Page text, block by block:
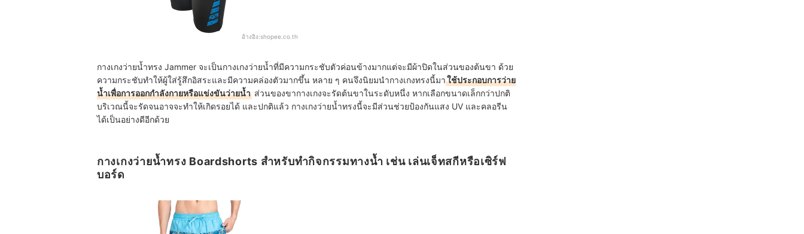
อ้างอิง:shopee.co.th
กางเกงว่ายน้ำทรง Jammer จะเป็นกางเกงว่ายน้ำที่มีความกระชับตัวค่อนข้างมากแต่จะมีผ้าปิดในส่วนของต้นขา ด้วย
ความกระชับทำให้ผู้ใส่รู้สึกอิสระและมีความคล่องตัวมากขึ้น หลาย ๆ คนจึงนิยมนำกางเกงทรงนี้มาใช้ประกอบการว่าย
น้ำเพื่อการออกกำลังกายหรือแข่งขันว่ายน้ำ ส่วนของขากางเกงจะรัดต้นขาในระดับหนึ่ง หากเลือกขนาดเล็กกว่าปกติ
บริเวณนี้จะรัดจนอาจจะทำให้เกิดรอยได้ และปกติแล้ว กางเกงว่ายน้ำทรงนี้จะมีส่วนช่วยป้องกันแสง UV และคลอรีน
ได้เป็นอย่างดีอีกด้วย
กางเกงว่ายน้ำทรง Boardshorts สำหรับทำกิจกรรมทางน้ำ เช่น เล่นเจ็ทสกีหรือเซิร์ฟ
บอร์ด